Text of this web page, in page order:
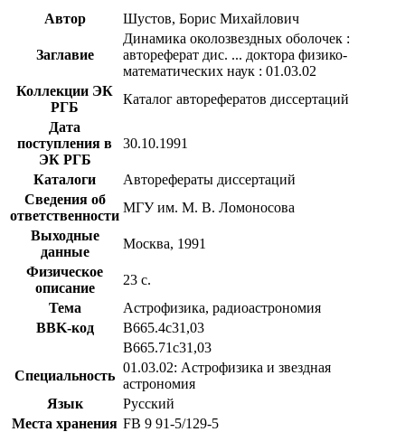
Автор Шустов, Борис Михайлович
Заглавие
Динамика околозвездных оболочек :
автореферат дис. ... доктора физико-
математических наук : 01.03.02
Коллекции ЭК
РГБ
Каталог авторефератов диссертаций
Дата
поступления в
ЭК РГБ
30.10.1991
Каталоги
Авторефераты диссертаций
Сведения об
ответственности
МГУ им. М. В. Ломоносова
Выходные
данные
Москва, 1991
Физическое
описание
23 с.
Тема
Астрофизика, радиоастрономия
BBK-код
В665.4с31,03
В665.71с31,03
Специальность
01.03.02: Астрофизика и звездная
астрономия
Язык
Русский
Места хранения FB 9 91-5/129-5